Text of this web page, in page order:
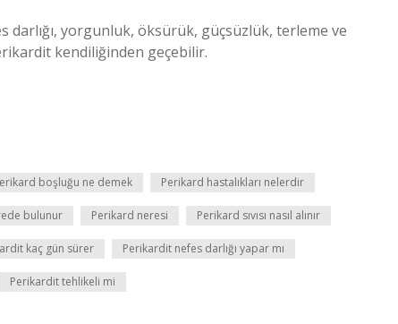
darlığı, yorgunluk, öksürük, güçsüzlük, terleme ve
kendiliğinden geçebilir.
boşluğu ne demek Perikard hastalıkları nelerdir
bulunur Perikard neresi Perikard sıvısı nasıl alınır
kaç gün sürer Perikardit nefes darlığı yapar mı
Perikardit tehlikeli mi